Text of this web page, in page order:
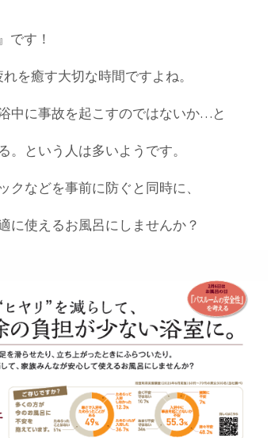
です！
を癒す大切な時間ですよね。
中に事故を起こすのではないか…と
。という人は多いようです。
クなどを事前に防ぐと同時に、
に使えるお風呂にしませんか？